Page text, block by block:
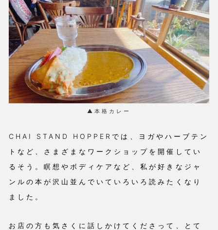
▲本格カレー
CHAI STAND HOPPERでは、ヨガやハーブテン
トなど、さまざまなワークショップを開催してい
るそう。瞑想やボディケアなど、私が好きなジャ
ンルの本が沢山並んでいていろいろ読みたくなり
ました。
お店の方も気さくに話しかけてくださって、とて